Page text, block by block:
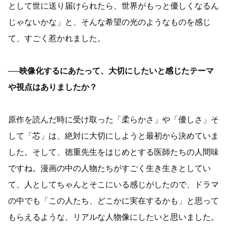
として世に送り届けられたら、世界がもっと優しくなるん
じゃないかな」と、そんな希望の光のようなものを感じ
て、すごく惹かれました。
──映像化するにあたって、大切にしたいと感じたテーマ
や視点はありましたか？
原作を読んだ時に受け取った「柔らかさ」や「優しさ」そ
して「芯」は、絶対に大切にしようと最初から決めていま
した。そして、徳重先生をはじめとする医師たちの人間味
ですね。漫画の中の人物たちがすごく生き生きとしてい
て、人としてちゃんとそこにいる感じがしたので、ドラマ
の中でも「この人たち、どこかに実在するかも」と思って
もらえるような、リアルな人物像にしたいと思いました。